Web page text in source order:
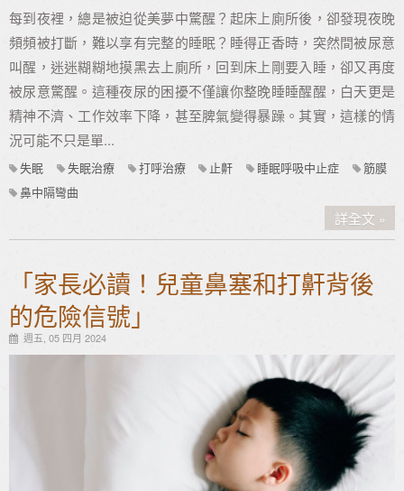
每到夜裡，總是被迫從美夢中驚醒？起床上廁所後，卻發現夜晚
頻頻被打斷，難以享有完整的睡眠？睡得正香時，突然間被尿意
叫醒，迷迷糊糊地摸黑去上廁所，回到床上剛要入睡，卻又再度
被尿意驚醒。這種夜尿的困擾不僅讓你整晚睡睡醒醒，白天更是
精神不濟、工作效率下降，甚至脾氣變得暴躁。其實，這樣的情
況可能不只是單...
失眠 失眠治療 打呼治療 止鼾 睡眠呼吸中止症
筋膜
鼻中隔彎曲
詳全文
「家長必讀！兒童鼻塞和打鼾背後
的危險信號」
週五, 05 四月 2024